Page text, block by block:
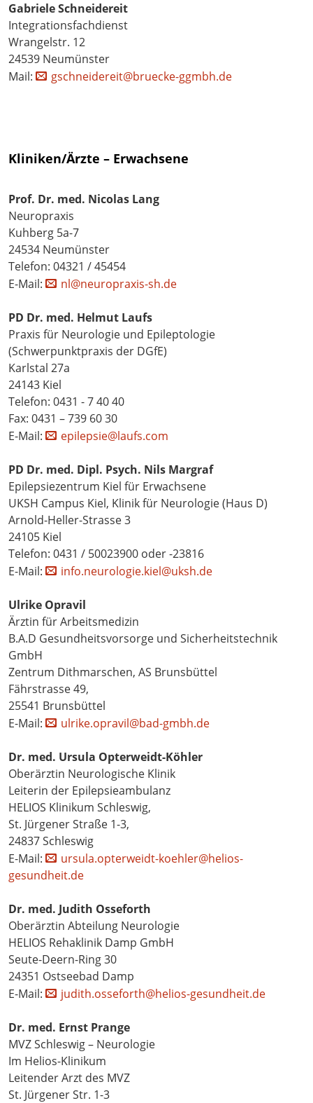
Gabriele Schneidereit
Integrationsfachdienst
Wrangelstr. 12
24539 Neumünster
Mail:
gschneidereit@bruecke-ggmbh.de
Kliniken/Ärzte – Erwachsene
Prof. Dr. med. Nicolas Lang
Neuropraxis
Kuhberg 5a-7
24534 Neumünster
Telefon: 04321 / 45454
E-Mail:
nl@neuropraxis-sh.de
PD Dr. med. Helmut Laufs
Praxis für Neurologie und Epileptologie
(Schwerpunktpraxis der DGfE)
Karlstal 27a
24143 Kiel
Telefon: 0431 - 7 40 40
Fax: 0431 – 739 60 30
E-Mail:
epilepsie@laufs.com
PD Dr. med. Dipl. Psych. Nils Margraf
Epilepsiezentrum Kiel für Erwachsene
UKSH Campus Kiel, Klinik für Neurologie (Haus D)
Arnold-Heller-Strasse 3
24105 Kiel
Telefon: 0431 / 50023900 oder -23816
E-Mail:
info.neurologie.kiel@uksh.de
Ulrike Opravil
Ärztin für Arbeitsmedizin
B.A.D Gesundheitsvorsorge und Sicherheitstechnik
GmbH
Zentrum Dithmarschen, AS Brunsbüttel
Fährstrasse 49,
25541 Brunsbüttel
E-Mail:
ulrike.opravil@bad-gmbh.de
Dr. med. Ursula Opterweidt-Köhler
Oberärztin Neurologische Klinik
Leiterin der Epilepsieambulanz
HELIOS Klinikum Schleswig,
St. Jürgener Straße 1-3,
24837 Schleswig
E-Mail:
ursula.opterweidt-koehler@helios-
gesundheit.de
Dr. med. Judith Osseforth
Oberärztin Abteilung Neurologie
HELIOS Rehaklinik Damp GmbH
Seute-Deern-Ring 30
24351 Ostseebad Damp
E-Mail:
judith.osseforth@helios-gesundheit.de
Dr. med. Ernst Prange
MVZ Schleswig – Neurologie
Im Helios-Klinikum
Leitender Arzt des MVZ
St. Jürgener Str. 1-3